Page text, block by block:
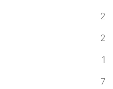
2
2
1
7